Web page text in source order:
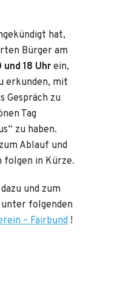
hat,
Bürger am
und 18 Uhr ein,
erkunden, mit
Gespräch zu
Tag
zu haben.
Ablauf und
folgen in Kürze.
und zum
unter folgenden
– Fairbund !